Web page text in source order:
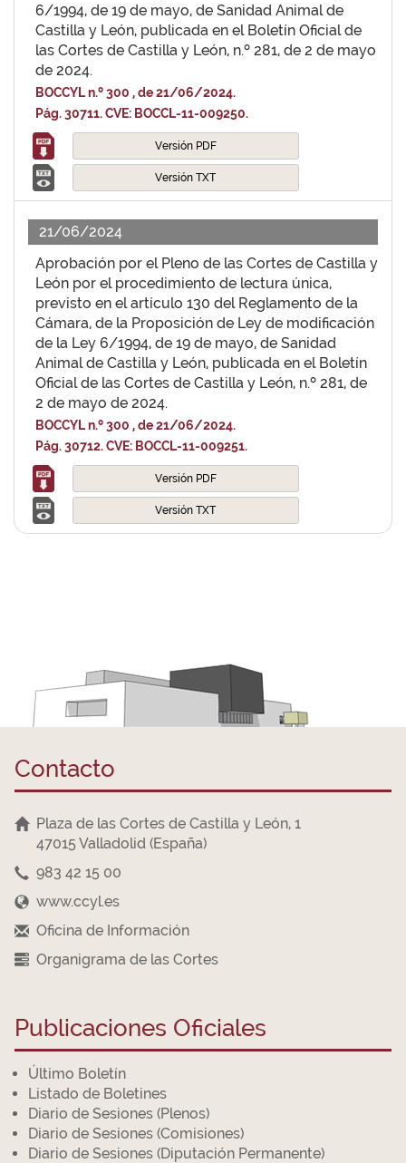
6/1994, de 19 de mayo, de Sanidad Animal de
Castilla y León, publicada en el Boletín Oficial de
las Cortes de Castilla y León, n.º 281, de 2 de mayo
de 2024.
BOCCYL n.º 300 , de 21/06/2024.
Pág. 30711. CVE: BOCCL-11-009250.
Versión PDF
Versión TXT
21/06/2024
Aprobación por el Pleno de las Cortes de Castilla y
León por el procedimiento de lectura única,
previsto en el artículo 130 del Reglamento de la
Cámara, de la Proposición de Ley de modificación
de la Ley 6/1994, de 19 de mayo, de Sanidad
Animal de Castilla y León, publicada en el Boletín
Oficial de las Cortes de Castilla y León, n.º 281, de
2 de mayo de 2024.
BOCCYL n.º 300 , de 21/06/2024.
Pág. 30712. CVE: BOCCL-11-009251.
Versión PDF
Versión TXT
Contacto
Plaza de las Cortes de Castilla y León, 1
47015 Valladolid (España)
983 42 15 00
www.ccyl.es
Oficina de Información
Organigrama de las Cortes
Publicaciones Oficiales
Último Boletín
Listado de Boletines
Diario de Sesiones (Plenos)
Diario de Sesiones (Comisiones)
Diario de Sesiones (Diputación Permanente)